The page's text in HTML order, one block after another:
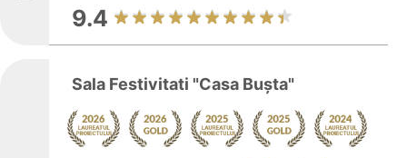
9.4
Sala Festivitati "Casa Buşta"